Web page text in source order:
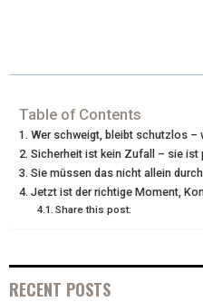
W
T
T
E
)
E
O
O
Table of Contents
Wer schweigt, bleibt schutzlos –
Sicherheit ist kein Zufall – sie ist
Sie müssen das nicht allein
Jetzt ist der richtige Moment,
Share this post:
RECENT POSTS